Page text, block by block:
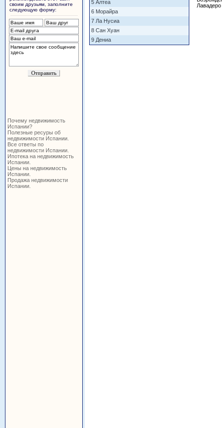
своим друзьям, заполните
следующую форму:
Почему недвижимость
Испании?
Полезные ресуры об
недвижимости Испании.
Все ответы по
недвижимости Испании.
Ипотека на недвижимость
Испании.
Цены на недвижимость
Испании.
Продажа недвижимости
Испании.
5 Алтеа
6 Морайра
7 Ла Нусиа
8 Сан Хуан
9 Дениа